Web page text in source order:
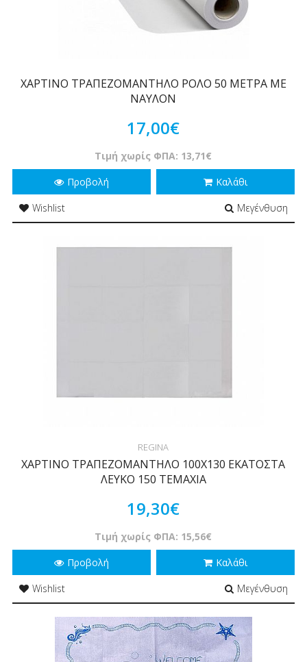
ΧΑΡΤΙΝΟ ΤΡΑΠΕΖΟΜΑΝΤΗΛΟ ΡΟΛΟ 50 ΜΕΤΡΑ ΜΕ
ΝΑΥΛΟΝ
17,00€
Τιμή χωρίς ΦΠΑ: 13,71€
Προβολή
Καλάθι
Wishlist
Μεγένθυση
REGINA
ΧΑΡΤΙΝΟ ΤΡΑΠΕΖΟΜΑΝΤΗΛΟ 100Χ130 ΕΚΑΤΟΣΤΑ
ΛΕΥΚΟ 150 ΤΕΜΑΧΙΑ
19,30€
Τιμή χωρίς ΦΠΑ: 15,56€
Προβολή
Καλάθι
Wishlist
Μεγένθυση